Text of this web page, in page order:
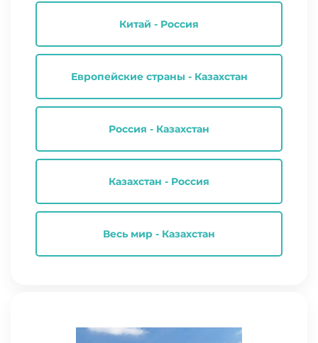
Китай - Россия
Европейские страны - Казахстан
Россия - Казахстан
Казахстан - Россия
Весь мир - Казахстан